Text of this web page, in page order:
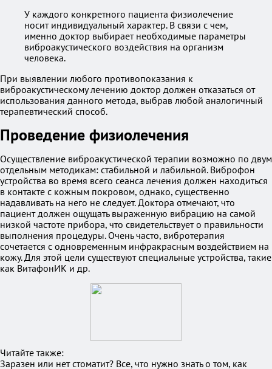
У каждого конкретного пациента физиолечение
носит индивидуальный характер. В связи с чем,
именно доктор выбирает необходимые параметры
виброакустического воздействия на организм
человека.
При выявлении любого противопоказания к
виброакустическому лечению доктор должен отказаться от
использования данного метода, выбрав любой аналогичный
терапевтический способ.
Проведение физиолечения
Осуществление виброакустической терапии возможно по двум
отдельным методикам: стабильной и лабильной. Виброфон
устройства во время всего сеанса лечения должен находиться
в контакте с кожным покровом, однако, существенно
надавливать на него не следует. Доктора отмечают, что
пациент должен ощущать выраженную вибрацию на самой
низкой частоте прибора, что свидетельствует о правильности
выполнения процедуры. Очень часто, вибротерапия
сочетается с одновременным инфракрасным воздействием на
кожу. Для этой цели существуют специальные устройства, такие
как ВитафонИК и др.
Читайте также:
Заразен или нет стоматит? Все, что нужно знать о том, как